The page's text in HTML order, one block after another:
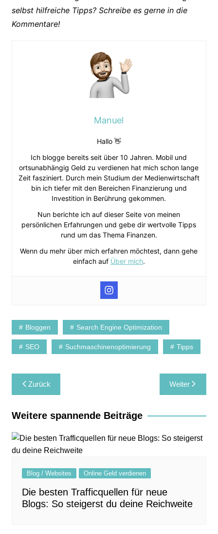
selbst hilfreiche Tipps? Schreibe es gerne in die
Kommentare!
Manuel
Hallo 👋
Ich blogge bereits seit über 10 Jahren. Mobil und
ortsunabhängig Geld zu verdienen hat mich schon lange
Zeit fasziniert. Durch mein Studium der Medienwirtschaft
bin ich tiefer mit den Bereichen Finanzierung und
Investition in Berührung gekommen.
Nun berichte ich auf dieser Seite von meinen
persönlichen Erfahrungen und gebe dir wertvolle Tipps
rund um das Thema Finanzen.
Wenn du mehr über mich erfahren möchtest, dann gehe
einfach auf Über mich.
Bloggen Search Engine Optimization
SEO Suchmaschinenoptimierung Tipps
Beitragsnavigation
Zurück Weiter
Weitere spannende Beiträge
Blog / Websites Online Geld verdienen
Die besten Trafficquellen für neue
Blogs: So steigerst du deine Reichweite